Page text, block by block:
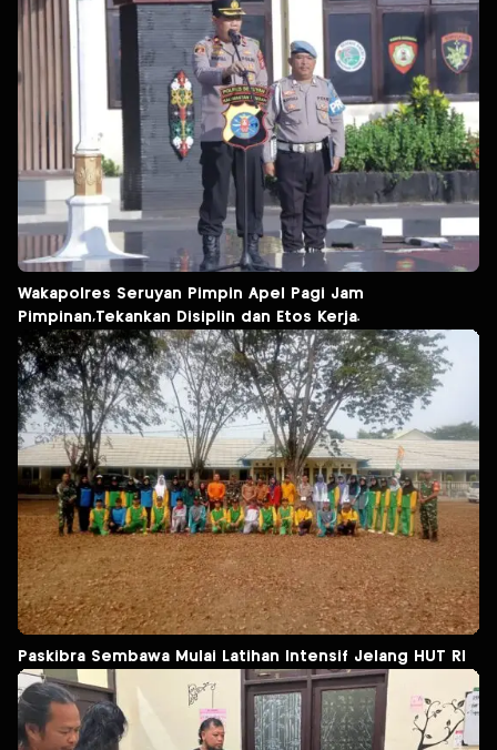
Wakapolres Seruyan Pimpin Apel Pagi Jam
Pimpinan,Tekankan Disiplin dan Etos Kerja.
Paskibra Sembawa Mulai Latihan Intensif Jelang HUT RI